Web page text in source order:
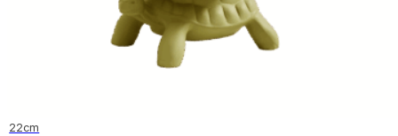
22cm